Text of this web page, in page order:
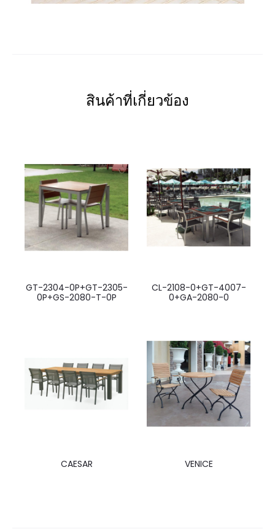
สินค้าที่เกี่ยวข้อง
GT-2304-0P+GT-2305-
0P+GS-2080-T-0P
CL-2108-0+GT-4007-
0+GA-2080-0
CAESAR VENICE